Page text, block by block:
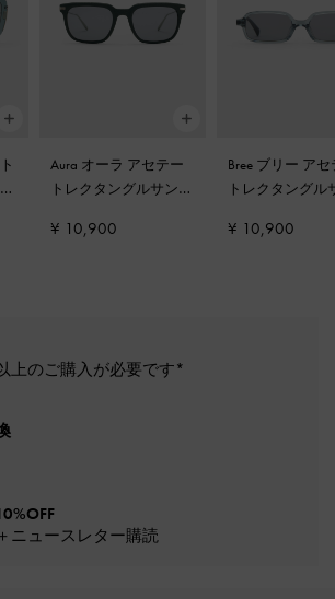
Aura オーラ アセテー
トレクタングルサング
¥ 10,900
Bree ブリー ア
トレクタングル
¥ 10,900
上のご購入が必要です*
ニュースレター購読